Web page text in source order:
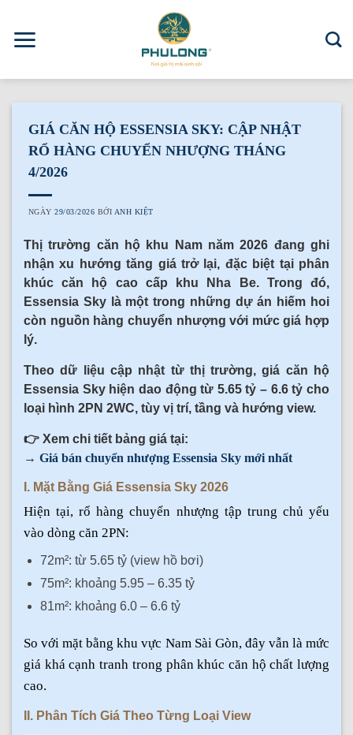
content
GIÁ CĂN HỘ ESSENSIA SKY: CẬP NHẬT
RỔ HÀNG CHUYỂN NHƯỢNG THÁNG
4/2026
NGÀY29/03/2026 BỞI ANH KIỆT
Thị trường căn hộ khu Nam năm 2026 đang ghi
nhận xu hướng tăng giá trở lại, đặc biệt tại phân
khúc căn hộ cao cấp khu Nha Be. Trong đó,
Essensia Sky là một trong những dự án hiếm hoi
còn nguồn hàng chuyển nhượng với mức giá hợp
lý.
Theo dữ liệu cập nhật từ thị trường, giá căn hộ
Essensia Sky hiện dao động từ 5.65 tỷ – 6.6 tỷ cho
loại hình 2PN 2WC, tùy vị trí, tầng và hướng view.
👉 Xem chi tiết bảng giá tại:
→ Giá bán chuyển nhượng Essensia Sky mới nhất
I. Mặt Bằng Giá Essensia Sky 2026
Hiện tại, rổ hàng chuyển nhượng tập trung chủ yếu
vào dòng căn 2PN:
72m²: từ 5.65 tỷ (view hồ bơi)
75m²: khoảng 5.95 – 6.35 tỷ
81m²: khoảng 6.0 – 6.6 tỷ
So với mặt bằng khu vực Nam Sài Gòn, đây vẫn là mức
giá khá cạnh tranh trong phân khúc căn hộ chất lượng
cao.
II. Phân Tích Giá Theo Từng Loại View